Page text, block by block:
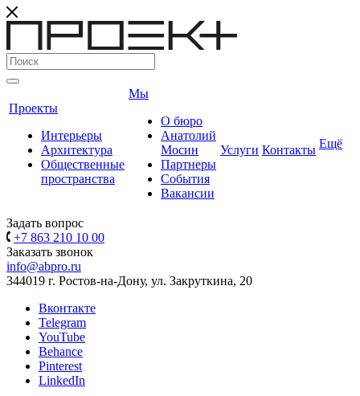
Проекты
Интерьеры
Архитектура
Общественные
пространства
Мы
О бюро
Анатолий
Мосин
Партнеры
События
Вакансии
Услуги Контакты Ещё
Задать вопрос
+7 863 210 10 00
Заказать звонок
info@abpro.ru
344019 г. Ростов-на-Дону, ул. Закруткина, 20
Вконтакте
Telegram
YouTube
Behance
Pinterest
LinkedIn